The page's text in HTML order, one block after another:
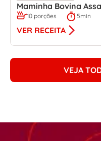
Maminha Bovina
10 porções 5min
VER RECEITA
VEJA